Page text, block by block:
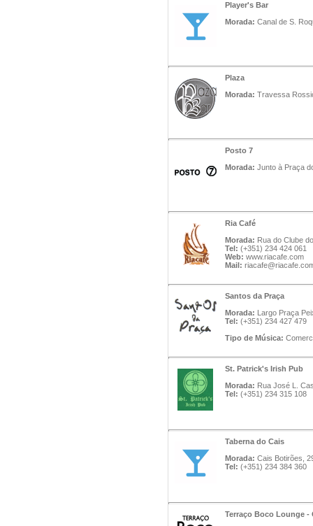
Player's Bar
Morada: Canal de S.
Plaza
Morada: Travessa
Posto 7
Morada: Junto à Praça
Ria Café
Morada: Rua do Clube
Tel: (+351) 234 424 061
Web: www.riacafe.com
Mail:
Santos da Praça
Morada: Largo Praça
Tel: (+351) 234 427 479
Tipo de Música:
St. Patrick's Irish Pub
Morada: Rua José L.
Tel: (+351) 234 315 108
Taberna do Cais
Morada: Cais Botirões,
Tel: (+351) 234 384 360
Terraço Boco Lounge -